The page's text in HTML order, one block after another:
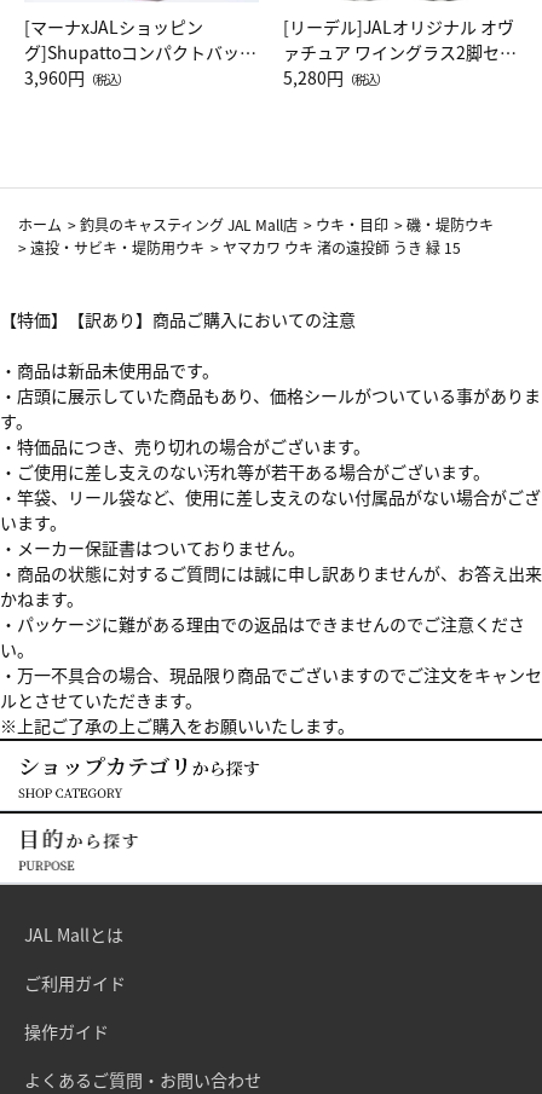
[マーナxJALショッピン
グ]Shupattoコンパクトバッグ
Drop JAL客室乗務員（LC）ス
3,960円 （税込）
[リーデル]JALオリジナル オヴ
ァチュア ワイングラス2脚セッ
ト（レッドワイン）
5,280円 （税込）
ホーム >釣具のキャスティング JAL Mall店 > ウキ・目印 >磯・堤防ウキ
>遠投・サビキ・堤防用ウキ >ヤマカワ ウキ 渚の遠投師 うき 緑 15
【特価】【訳あり】商品ご購入においての注意
・商品は新品未使用品です。
・店頭に展示していた商品もあり、価格シールがついている事がありま
す。
・特価品につき、売り切れの場合がございます。
・ご使用に差し支えのない汚れ等が若干ある場合がございます。
・竿袋、リール袋など、使用に差し支えのない付属品がない場合がござ
います。
・メーカー保証書はついておりません。
・商品の状態に対するご質問には誠に申し訳ありませんが、お答え出来
かねます。
・パッケージに難がある理由での返品はできませんのでご注意くださ
い。
・万一不具合の場合、現品限り商品でございますのでご注文をキャンセ
ルとさせていただきます。
※上記ご了承の上ご購入をお願いいたします。
JAL Mallとは
ご利用ガイド
操作ガイド
よくあるご質問・お問い合わせ